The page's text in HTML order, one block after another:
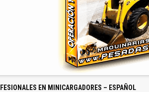
EN MINICARGADORES – ESPAÑOL